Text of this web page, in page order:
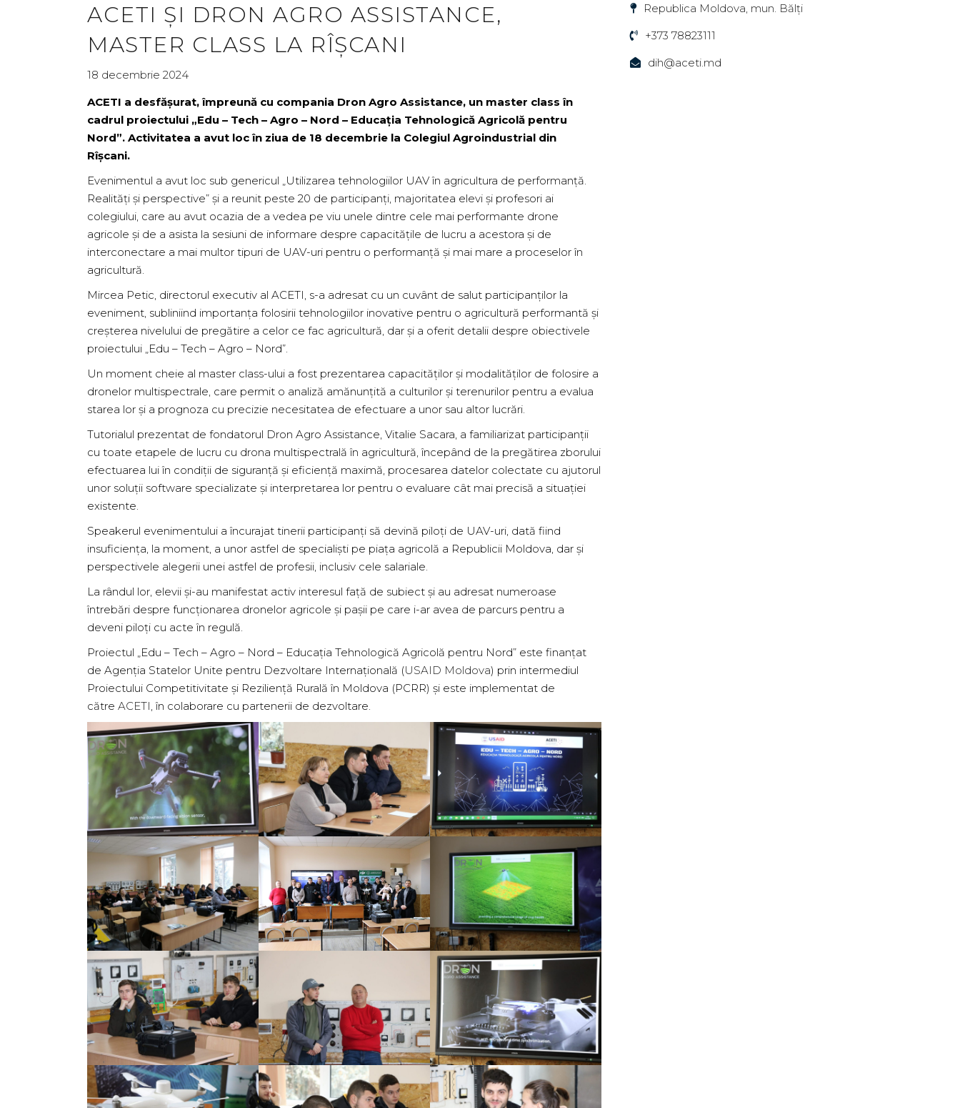
ACETI ȘI DRON AGRO ASSISTANCE,
MASTER CLASS LA RÎȘCANI
18 decembrie 2024
ACETI a desfășurat, împreună cu compania Dron Agro Assistance, un master class în
cadrul proiectului „Edu – Tech – Agro – Nord – Educația Tehnologică Agricolă pentru
Nord”. Activitatea a avut loc în ziua de 18 decembrie la Colegiul Agroindustrial din
Rîșcani.
Evenimentul a avut loc sub genericul „Utilizarea tehnologiilor UAV în agricultura de performanță.
Realități și perspective” și a reunit peste 20 de participanți, majoritatea elevi și profesori ai
colegiului, care au avut ocazia de a vedea pe viu unele dintre cele mai performante drone
agricole și de a asista la sesiuni de informare despre capacitățile de lucru a acestora și de
interconectare a mai multor tipuri de UAV-uri pentru o performanță și mai mare a proceselor în
agricultură.
Mircea Petic, directorul executiv al ACETI, s-a adresat cu un cuvânt de salut participanților la
eveniment, subliniind importanța folosirii tehnologiilor inovative pentru o agricultură performantă și
creșterea nivelului de pregătire a celor ce fac agricultură, dar și a oferit detalii despre obiectivele
proiectului „Edu – Tech – Agro – Nord”.
Un moment cheie al master class-ului a fost prezentarea capacităților și modalităților de folosire a
dronelor multispectrale, care permit o analiză amănunțită a culturilor și terenurilor pentru a evalua
starea lor și a prognoza cu precizie necesitatea de efectuare a unor sau altor lucrări.
Tutorialul prezentat de fondatorul Dron Agro Assistance, Vitalie Sacara, a familiarizat participanții
cu toate etapele de lucru cu drona multispectrală în agricultură, începând de la pregătirea zborului
efectuarea lui în condiții de siguranță și eficiență maximă, procesarea datelor colectate cu ajutorul
unor soluții software specializate și interpretarea lor pentru o evaluare cât mai precisă a situației
existente.
Speakerul evenimentului a încurajat tinerii participanți să devină piloți de UAV-uri, dată fiind
insuficiența, la moment, a unor astfel de specialiști pe piața agricolă a Republicii Moldova, dar și
perspectivele alegerii unei astfel de profesii, inclusiv cele salariale.
La rândul lor, elevii și-au manifestat activ interesul față de subiect și au adresat numeroase
întrebări despre funcționarea dronelor agricole și pașii pe care i-ar avea de parcurs pentru a
deveni piloți cu acte în regulă.
Proiectul „Edu – Tech – Agro – Nord – Educația Tehnologică Agricolă pentru Nord” este finanțat
de Agenția Statelor Unite pentru Dezvoltare Internațională (USAID Moldova) prin intermediul
Proiectului Competitivitate și Reziliență Rurală în Moldova (PCRR) și este implementat de
către ACETI, în colaborare cu partenerii de dezvoltare.
Republica Moldova, mun. Bălți
+373 78823111
dih@aceti.md